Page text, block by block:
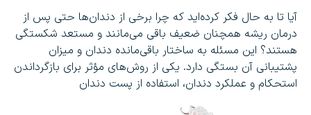
آیا تا به حال فکر کرده‌اید که چرا برخی از دندان‌ها حتی پس از
درمان ریشه همچنان ضعیف باقی می‌مانند و مستعد شکستگی
هستند؟ این مسئله به ساختار باقی‌مانده دندان و میزان
پشتیبانی آن بستگی دارد. یکی از روش‌های مؤثر برای بازگرداندن
استحکام و عملکرد دندان، استفاده از پست دندان